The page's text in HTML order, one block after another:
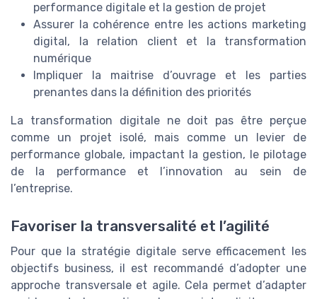
performance digitale et la gestion de projet
Assurer la cohérence entre les actions marketing
digital, la relation client et la transformation
numérique
Impliquer la maitrise d’ouvrage et les parties
prenantes dans la définition des priorités
La transformation digitale ne doit pas être perçue
comme un projet isolé, mais comme un levier de
performance globale, impactant la gestion, le pilotage
de la performance et l’innovation au sein de
l’entreprise.
Favoriser la transversalité et l’agilité
Pour que la stratégie digitale serve efficacement les
objectifs business, il est recommandé d’adopter une
approche transversale et agile. Cela permet d’adapter